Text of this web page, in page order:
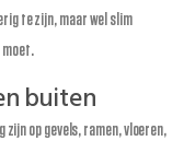
te zijn, maar wel slim
moet.
buiten
op gevels, ramen, vloeren,